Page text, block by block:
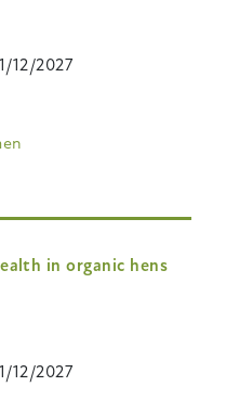
12/2027
in organic hens
12/2027